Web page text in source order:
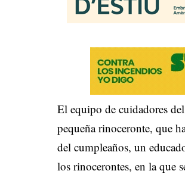
El equipo de cuidadores
pequeña rinoceronte, que
del cumpleaños, un
los rinocerontes, en la que